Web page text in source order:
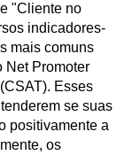
"Cliente no
indicadores-
mais comuns
Net Promoter
Esses
se suas
positivamente a
os